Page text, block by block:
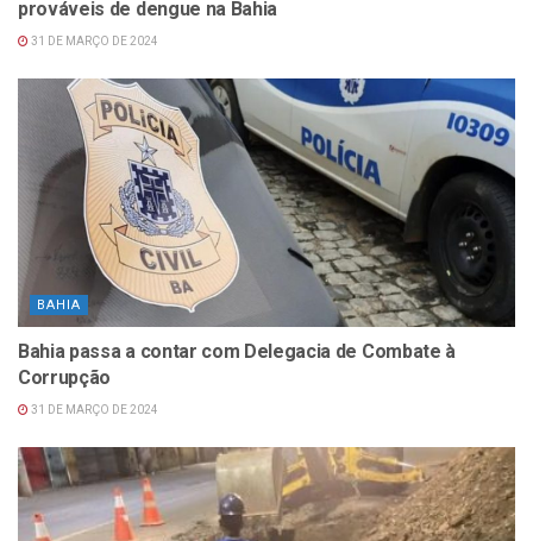
prováveis de dengue na Bahia
31 DE MARÇO DE 2024
BAHIA
Bahia passa a contar com Delegacia de Combate à
Corrupção
31 DE MARÇO DE 2024